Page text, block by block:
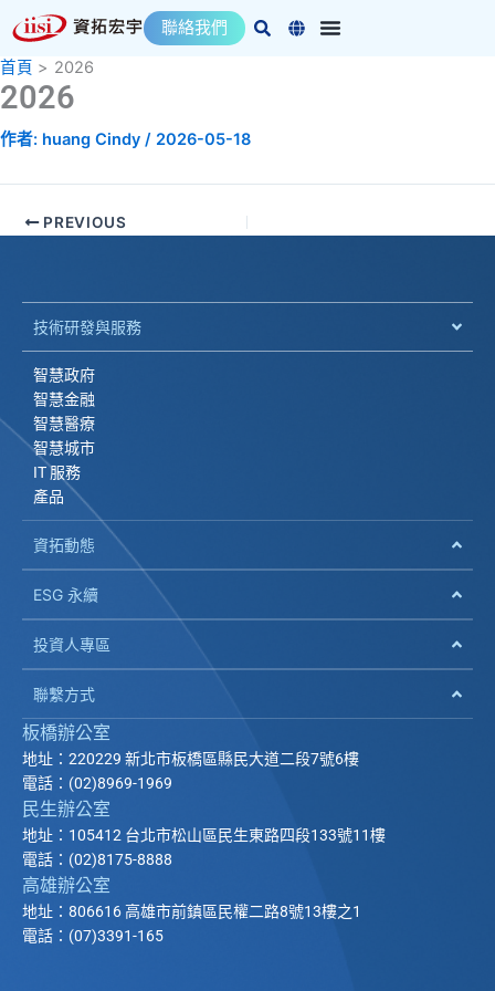
至
主
要
容
聯絡我們
首頁
2026
2026
作者: huang Cindy / 2026-05-18
PREVIOUS
技術研發與服務
智慧政府
智慧金融
智慧醫療
智慧城市
IT 服務
產品
資拓動態
ESG 永續
投資人專區
聯繫方式
板橋辦公室
地址：220229 新北市板橋區縣民大道二段7號6樓
電話：(02)8969-1969
民生辦公室
地址：105412 台北市松山區民生東路四段133號11樓
電話：(02)8175-8888
高雄辦公室
地址：806616 高雄市前鎮區民權二路8號13樓之1
電話：(07)3391-165